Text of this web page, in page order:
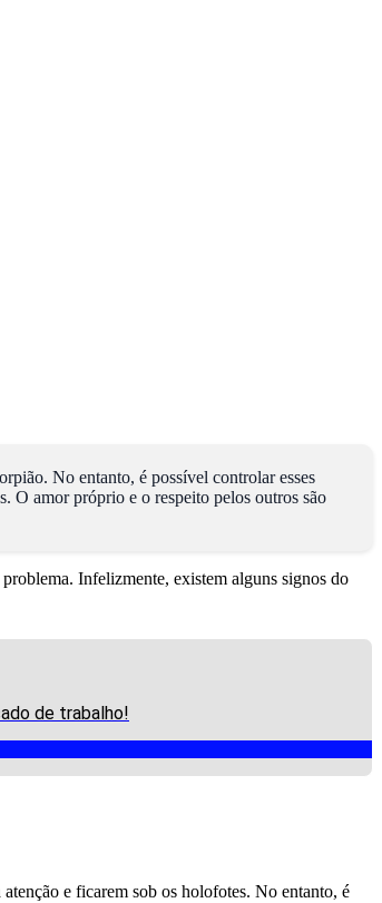
No entanto, é possível controlar esses
O amor próprio e o respeito pelos outros são
Infelizmente, existem alguns signos do
de trabalho!
e ficarem sob os holofotes. No entanto, é